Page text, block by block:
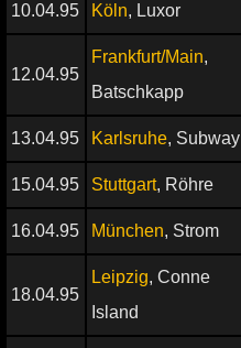
10.04.95 Köln, Luxor
12.04.95
Frankfurt/Main,
Batschkapp
13.04.95 Karlsruhe, Subway
15.04.95 Stuttgart, Röhre
16.04.95 München, Strom
18.04.95
Leipzig, Conne
Island